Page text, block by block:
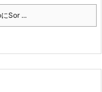
Sor ...